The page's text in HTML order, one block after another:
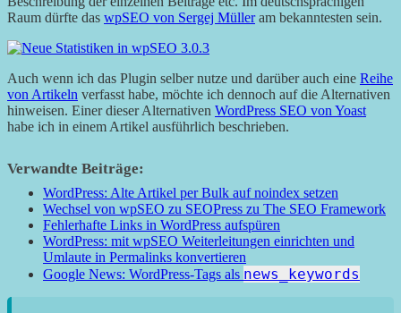
Raum dürfte das wpSEO von Sergej Mülleram bekanntesten sein.
Auch wenn ich das Plugin selber nutze und darüber auch eine Reihe
von Artikeln verfasst habe, möchte ich dennoch auf die Alternativen
hinweisen. Einer dieser Alternativen WordPress SEO von Yoast
habe ich in einem Artikel ausführlich beschrieben.
Verwandte Beiträge:
WordPress: Alte Artikel per Bulk auf noindex setzen
Wechsel von wpSEO zu SEOPress zu The SEO Framework
Fehlerhafte Links in WordPress aufspüren
WordPress: mit wpSEO Weiterleitungen einrichten und
Umlaute in Permalinks konvertieren
Google News: WordPress-Tags als news_keywords